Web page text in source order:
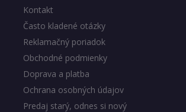
Kontakt
Často kladené otázky
Reklamačný poriadok
Obchodné podmienky
Doprava a platba
Ochrana osobných údajov
Predaj starý, odnes si nový